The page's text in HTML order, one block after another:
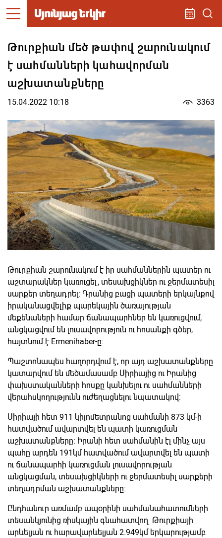
Թուրքիան մեծ թափով շարունակում
է սահմանների կահավորման
աշխատանքները
15.04.2022 10:18 3363
Թուրքիան շարունակում է իր սահմաններին պատեր ու
աշտարակներ կառուցել, տեսախցիկներ ու ջերմատեսիլ
սարքեր տեղադրել: Դրանից բացի պատերի երկայնքով
իրականացվելիք պարեկային ծառայության
մեքենաների համար ճանապարհներ են կառուցվում,
անցկացվում են լուսավորություն ու հոսանքի գծեր,
հայտնում է Ermenihaber-ը:
Պաշտոնապես հաղորդվում է, որ այդ աշխատանքները
կատարվում են մեծամասամբ Սիրիայից ու Իրանից
փախստականների հոսքը կանխելու ու սահմանների
վերահսկողությունն ուժեղացնելու նպատակով:
Սիրիայի հետ 911 կիլոմետրանոց սահմանի 873 կմ-ի
հատվածում ավարտվել են պատի կառուցման
աշխատանքները: Իրանի հետ սահմանին էլ մինչ այս
պահը արդեն 191կմ հատվածում ավարտվել են պատի
ու ճանապարհի կառուցման լուսավորության
անցկացման, տեսախցիկների ու ջերմատեսիլ սարքերի
տեղադրման աշխատանքները:
Ընդհանուր առմամբ ապօրինի սահմանահատումների
տեսանկյունից ռիսկային գնահատվող Թուրքիայի
արևելյան ու հարավարևելյան 2.949կմ երկարությամբ